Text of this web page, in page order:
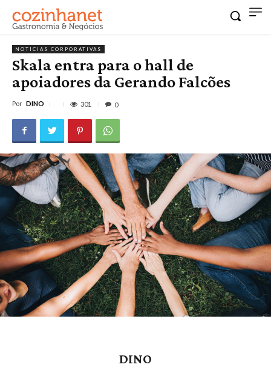
NOTÍCIAS CORPORATIVAS
Skala entra para o hall de
apoiadores da Gerando Falcões
Por DINO 301 0
DINO